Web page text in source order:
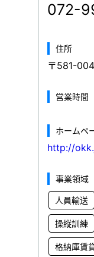
072-
住所
〒581-
営業時間
ホームペ
http://
事業領域
人員輸送
操縦訓練
格納庫賃